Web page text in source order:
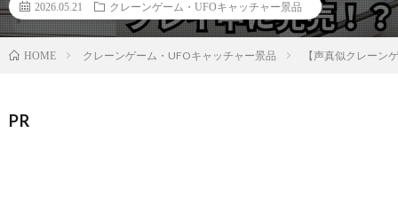
2026.05.21 クレーンゲーム・UFOキャッチャー景品
HOME クレーンゲーム・UFOキャッチャー景品 【声真似クレーン
PR